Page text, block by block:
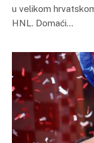
u velikom
HNL. Domaći…